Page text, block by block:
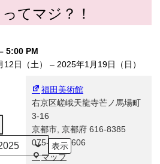
てマジ？！
5:00 PM
日（土）
– 2025年1月19日（日）
福田美術館
右京区嵯峨天龍寺芒ノ馬場町
3-16
京都市 京都府 616-8385
075-863-0606
マップ福